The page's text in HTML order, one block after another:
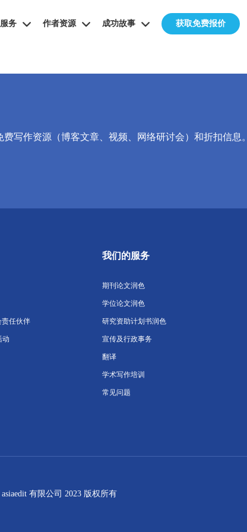
服务 作者资源 成功故事 获取免费报价
写作资源（博客文章、视频、网络研讨会）和折扣信息。
责任伙伴
动
我们的服务
期刊论文润色
学位论文润色
研究资助计划书润色
宣传及行政事务
翻译
学术写作培训
常见问题
有限公司 2023 版权所有